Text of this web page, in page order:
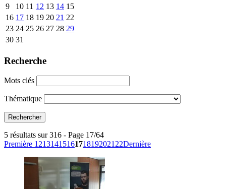
9
10 11 12 13 14 15
16 17 18 19 20 21 22
23 24 25 26 27 28 29
30 31
Recherche
Mots clés
Thématique
5 résultats sur 316 - Page 17/64
Première 1213141516171819202122Dernière